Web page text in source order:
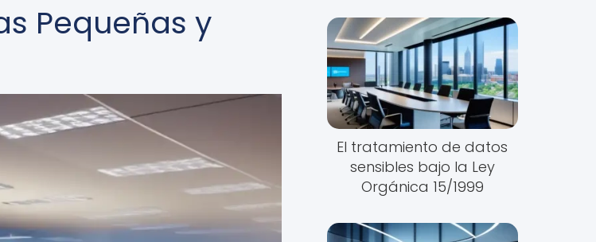
Pequeñas y
El tratamiento de datos
sensibles bajo la Ley
Orgánica 15/1999